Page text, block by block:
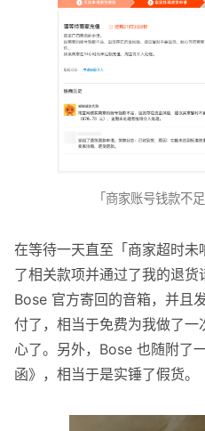
「商家账号钱款不
在等待一天直至「商家超时
了相关款项并通过了我的退货
Bose 官方寄回的音箱，并且
付了，相当于免费为我做了
心了。另外，Bose 也随附了
函》，相当于是实锤了假货。